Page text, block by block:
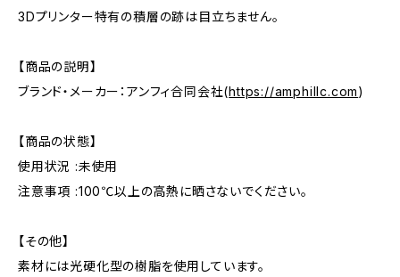
3Dプリンター特有の積層の跡は目立ちません。
【商品の説明】
ブランド・メーカー：アンフィ合同会社(https://amphillc.com)
【商品の状態】
使用状況 :未使用
注意事項 :100℃以上の高熱に晒さないでください。
【その他】
素材には光硬化型の樹脂を使用しています。